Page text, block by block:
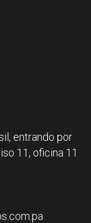
entrando por
11, oficina 11